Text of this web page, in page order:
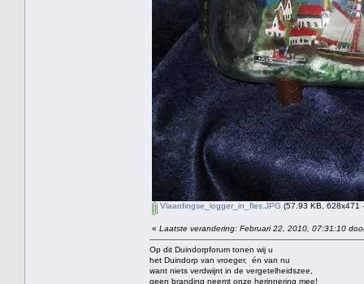
Vlaardingse_logger_in_fles.JPG (57.93 KB, 628x471
« Laatste verandering: Februari 22, 2010, 07:31:10
Op dit Duindorpforum tonen wij u
het Duindorp van vroeger, én van nu
want niets verdwijnt in de vergetelheidszee,
geen branding neemt onze herinnering mee!